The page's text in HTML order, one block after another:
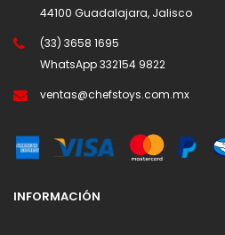
44100 Guadalajara, Jalisco
(33) 3658 1695
WhatsApp332154 9822
ventas@chefstoys.com.mx
INFORMACIÓN